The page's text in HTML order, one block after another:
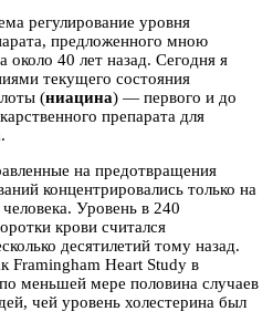
регулирование уровня
предложенного мною
40 лет назад. Сегодня я
текущего состояния
(ниацина) — первого и до
препарата для
на предотвращения
концентрировались только на
Уровень в 240
крови считался
десятилетий тому назад.
Framingham Heart Study в
меньшей мере половина случаев
чей уровень холестерина был